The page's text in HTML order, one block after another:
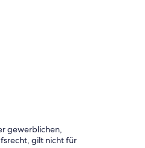
gewerblichen,
gilt nicht für